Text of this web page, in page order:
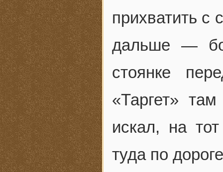
прихватить с
дальше —
стоянке
«Таргет»
искал, на
туда по